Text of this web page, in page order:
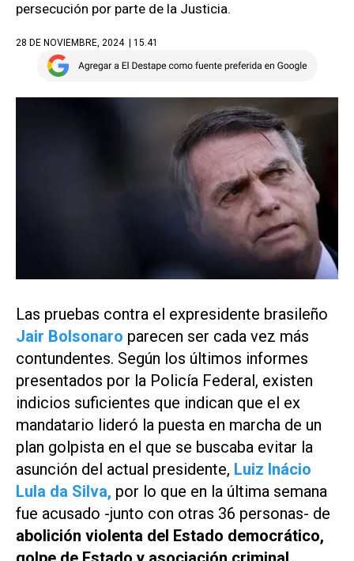
persecución por parte de la Justicia.
28 DE NOVIEMBRE, 2024 | 15.41
Las pruebas contra el expresidente brasileño
Jair Bolsonaro parecen ser cada vez más
contundentes. Según los últimos informes
presentados por la Policía Federal, existen
indicios suficientes que indican que el ex
mandatario lideró la puesta en marcha de un
plan golpista en el que se buscaba evitar la
asunción del actual presidente, Luiz Inácio
Lula da Silva, por lo que en la última semana
fue acusado -junto con otras 36 personas- de
abolición violenta del Estado democrático,